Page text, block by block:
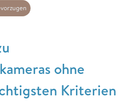
ohne
Kriterien